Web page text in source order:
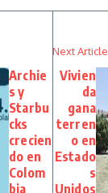
Archie
s y
Starbu
cks
crecien
do en
Colom
bia
Next Article
Vivien
da
gana
terren
o en
Estado
s
Unidos